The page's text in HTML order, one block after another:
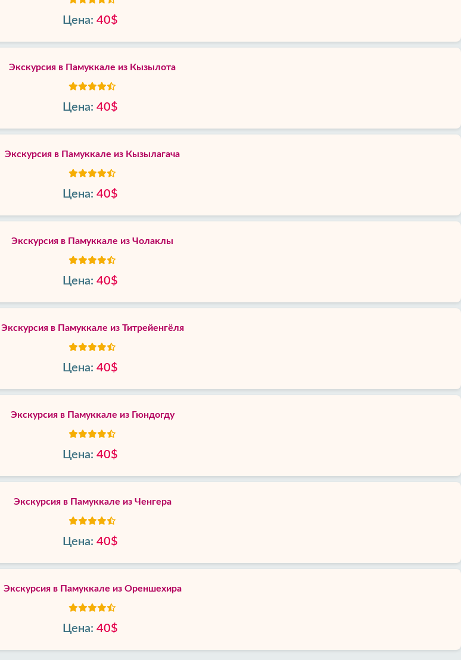
Цена: 40$
Экскурсия в Памуккале из Кызылота
Цена: 40$
Экскурсия в Памуккале из Кызылагача
Цена: 40$
Экскурсия в Памуккале из Чолаклы
Цена: 40$
Экскурсия в Памуккале из Титрейенгёля
Цена: 40$
Экскурсия в Памуккале из Гюндогду
Цена: 40$
Экскурсия в Памуккале из Ченгера
Цена: 40$
Экскурсия в Памуккале из Ореншехира
Цена: 40$